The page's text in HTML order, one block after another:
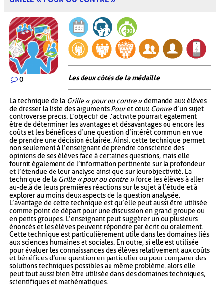
0 Les deux côtés de la médaille
La technique de la Grille « pour ou contre »demande aux élèves
de dresser la liste des arguments Pouret ceux Contred’un sujet
controversé précis. L’objectif de l’activité pourrait également
être de déterminer les avantages et désavantages ou encore les
coûts et les bénéfices d’une question d’intérêt commun en vue
de prendre une décision éclairée. Ainsi, cette technique permet
non seulement à l’enseignant de prendre conscience des
opinions de ses élèves face à certaines questions, mais elle
fournit également de l’information pertinente sur la profondeur
et l’étendue de leur analyse ainsi que sur leur objectivité. La
technique de la Grille « pour ou contre »force les élèves à aller
au-delà de leurs premières réactions sur le sujet à l’étude et à
explorer au moins deux aspects de la question analysée.
L’avantage de cette technique est qu’elle peut aussi être utilisée
comme point de départ pour une discussion en grand groupe ou
en petits groupes. L’enseignant peut suggérer un ou plusieurs
énoncés et les élèves peuvent répondre par écrit ou oralement.
Cette technique est particulièrement utile dans les domaines liés
aux sciences humaines et sociales. En outre, si elle est utilisée
pour évaluer les connaissances des élèves relativement aux coûts
et bénéfices d’une question en particulier ou pour comparer des
solutions techniques possibles au même problème, alors elle
peut tout aussi bien être utilisée dans des domaines techniques,
scientifiques et mathématiques.